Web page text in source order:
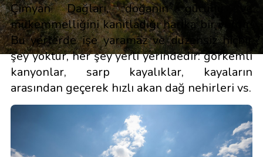
Çimyan Dağları, doğanın gücünü ve
mükemmelliğini kanıtladığı harika bir yerdir.
Bu yerlerde işe yaramaz ve düzensiz hiçbir
şey yoktur, her şey yerli yerindedir: görkemli
kanyonlar, sarp kayalıklar, kayaların
arasından geçerek hızlı akan dağ nehirleri vs.